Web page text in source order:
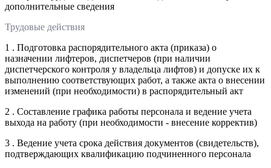
дополнительные сведения
Трудовые действия
1 . Подготовка распорядительного акта (приказа) о
назначении лифтеров, диспетчеров (при наличии
диспетчерского контроля у владельца лифтов) и допуске их к
выполнению соответствующих работ, а также акта о внесении
изменений (при необходимости) в распорядительный акт
2 . Составление графика работы персонала и ведение учета
выхода на работу (при необходимости - внесение корректив)
3 . Ведение учета срока действия документов (свидетельств),
подтверждающих квалификацию подчиненного персонала